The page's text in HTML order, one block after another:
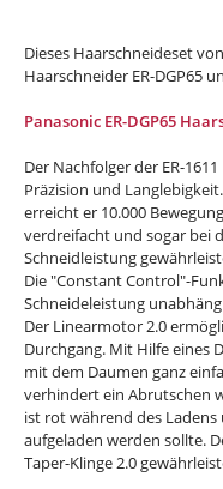
Dieses Haarschneideset
Haarschneider ER-DGP65
Panasonic ER-DGP65
Der Nachfolger der ER-
Präzision und
erreicht er 10.000
verdreifacht und sogar bei
Schneidleistung
Die "Constant Control"-
Schneideleistung
Der Linearmotor 2.0
Durchgang. Mit Hilfe eines
mit dem Daumen ganz
verhindert ein Abrutschen
ist rot während des
aufgeladen werden sollte.
Taper-Klinge 2.0